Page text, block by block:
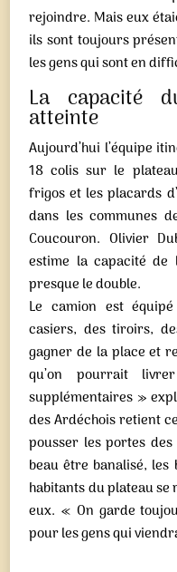
rejoindre. Mais eux
ils sont toujours
les gens qui sont en
La capacité
atteinte
Aujourd’hui l’équipe
18 colis sur le
frigos et les placards
dans les communes
Coucouron. Olivier
estime la capacité de
presque le double.
Le camion est
casiers, des tiroirs,
gagner de la place et
qu’on pourrait
supplémentaires »
des Ardéchois retient
pousser les portes
beau être banalisé,
habitants du plateau se
eux. « On garde
pour les gens qui